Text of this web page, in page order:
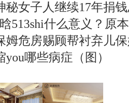
秘女子人继续17年捐
513shi什么意义？原
姆危房赐顾帮衬弃儿
哪些病症（图）